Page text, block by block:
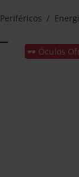
Periféricos
🕶️ Óculos